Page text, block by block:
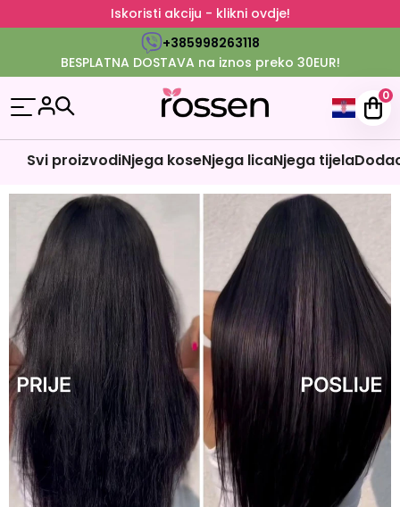
Iskoristi akciju - klikni ovdje!
+385998263118
BESPLATNA DOSTAVA na iznos preko 30EUR!
0
Svi proizvodiNjega koseNjega licaNjega tijela